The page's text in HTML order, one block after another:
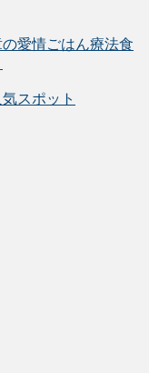
愛情ごはん療法食
スポット